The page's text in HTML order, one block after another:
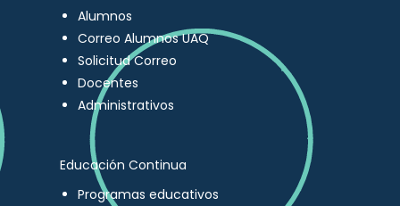
Alumnos
Correo Alumnos UAQ
Solicitud Correo
Docentes
Administrativos
Educación Continua
Programas educativos